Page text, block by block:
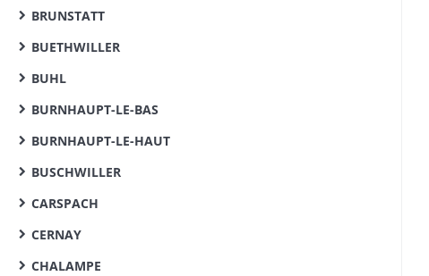
BRUNSTATT
BUETHWILLER
BUHL
BURNHAUPT-LE-BAS
BURNHAUPT-LE-HAUT
BUSCHWILLER
CARSPACH
CERNAY
CHALAMPE